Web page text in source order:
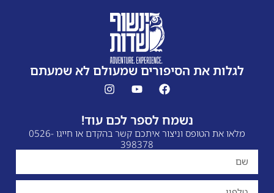
לגלות את הסיפורים שמעולם לא שמעתם
נשמח לספר לכם עוד!
מלאו את הטופס וניצור איתכם קשר בהקדם או חייגו 0526-
398378